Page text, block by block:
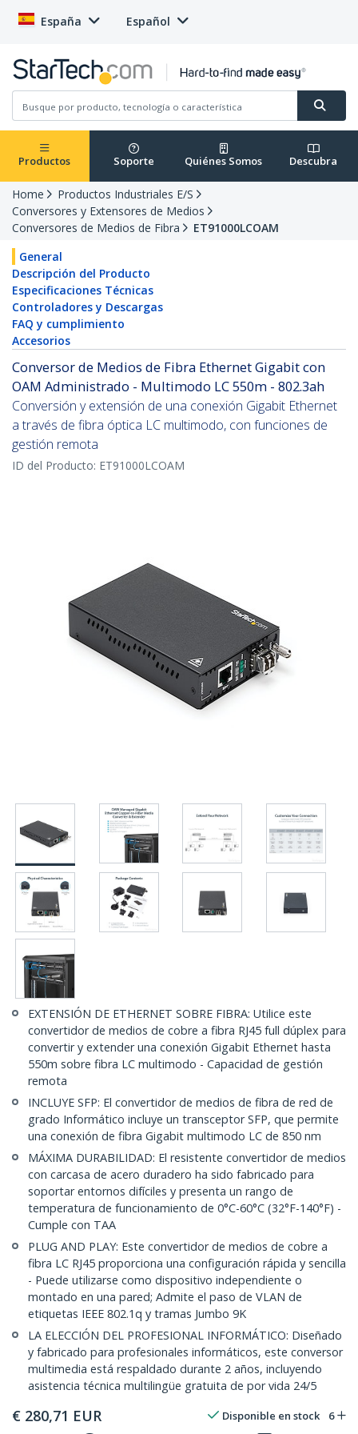
España Español
Productos Soporte Quiénes Somos Descubra
Home
Productos Industriales E/S
Conversores y Extensores de Medios
Conversores de Medios de Fibra
ET91000LCOAM
General
Descripción del Producto
Especificaciones Técnicas
Controladores y Descargas
FAQ y cumplimiento
Accesorios
Conversor de Medios de Fibra Ethernet Gigabit con
OAM Administrado - Multimodo LC 550m - 802.3ah
Conversión y extensión de una conexión Gigabit Ethernet
a través de fibra óptica LC multimodo, con funciones de
gestión remota
ID del Producto: ET91000LCOAM
EXTENSIÓN DE ETHERNET SOBRE FIBRA: Utilice este
convertidor de medios de cobre a fibra RJ45 full dúplex para
convertir y extender una conexión Gigabit Ethernet hasta
550m sobre fibra LC multimodo - Capacidad de gestión
remota
INCLUYE SFP: El convertidor de medios de fibra de red de
grado Informático incluye un transceptor SFP, que permite
una conexión de fibra Gigabit multimodo LC de 850 nm
MÁXIMA DURABILIDAD: El resistente convertidor de medios
con carcasa de acero duradero ha sido fabricado para
soportar entornos difíciles y presenta un rango de
temperatura de funcionamiento de 0°C-60°C (32°F-140°F) -
Cumple con TAA
PLUG AND PLAY: Este convertidor de medios de cobre a
fibra LC RJ45 proporciona una configuración rápida y sencilla
- Puede utilizarse como dispositivo independiente o
montado en una pared; Admite el paso de VLAN de
etiquetas IEEE 802.1q y tramas Jumbo 9K
LA ELECCIÓN DEL PROFESIONAL INFORMÁTICO: Diseñado
y fabricado para profesionales informáticos, este conversor
multimedia está respaldado durante 2 años, incluyendo
asistencia técnica multilingüe gratuita de por vida 24/5
€ 280,71 EUR Disponible en stock 6